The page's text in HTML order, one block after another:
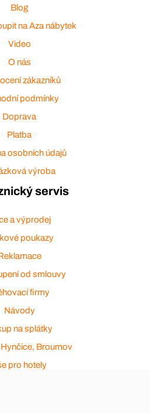
Blog
na Aza nábytek
Video
O nás
zákazníků
podmínky
Doprava
Platba
osobních údajů
výroba
servis
a výprodej
poukazy
od smlouvy
firmy
Návody
na splátky
Broumov
pro hotely